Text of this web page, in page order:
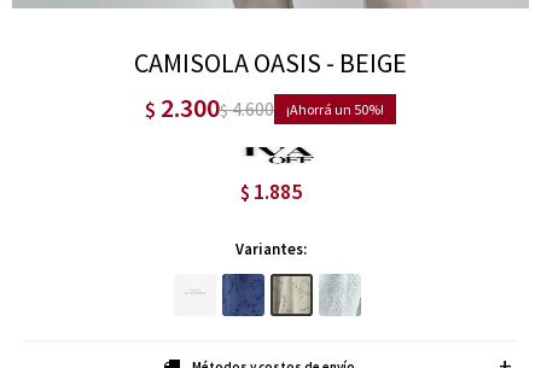
CAMISOLA OASIS - BEIGE
$ 2.300$4.600 50
$ 1.885
Variantes: